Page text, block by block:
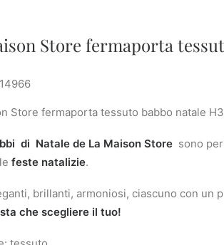
Store fermaporta
Store fermaporta tessuto babbo natale
di Natale de La Maison Store sono
feste natalizie.
brillanti, armoniosi, ciascuno con un
che scegliere il tuo!